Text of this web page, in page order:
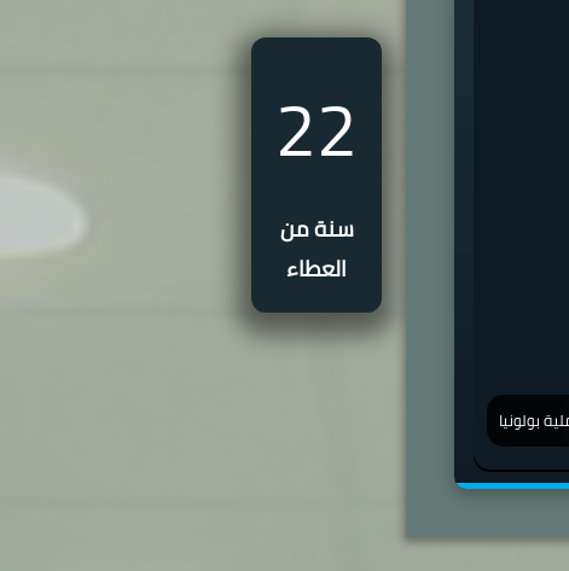
22
سنة من
العطاء